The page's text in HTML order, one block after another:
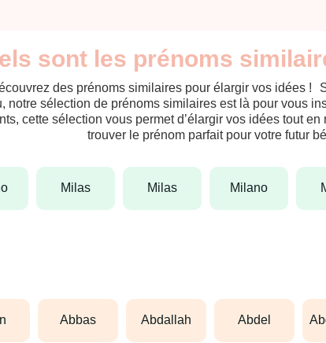
sont les prénoms
des prénoms similaires pour élargir vos idées !
notre sélection de prénoms similaires est là pour vous
cette sélection vous permet d’élargir vos idées tout
trouver le prénom parfait pour votre futur
milas milas milano
abbas abdallah abdel